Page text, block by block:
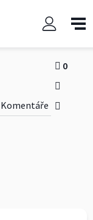
Komentáře
0